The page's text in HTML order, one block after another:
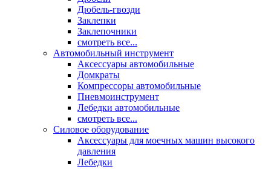
Дюбель-гвозди
Заклепки
Заклепочники
смотреть все...
Автомобильный инструмент
Аксессуары автомобильные
Домкраты
Компрессоры автомобильные
Пневмоинструмент
Лебедки автомобильные
смотреть все...
Силовое оборудование
Аксессуары для моечных машин высокого
давления
Лебедки